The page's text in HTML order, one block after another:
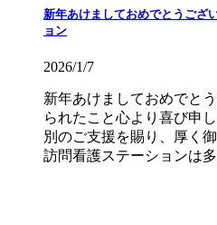
新年あけましておめでとうござ
ョン
2026/1/7
新年あけましておめでと
られたこと心より喜び申
別のご支援を賜り、厚く
訪問看護ステーションは